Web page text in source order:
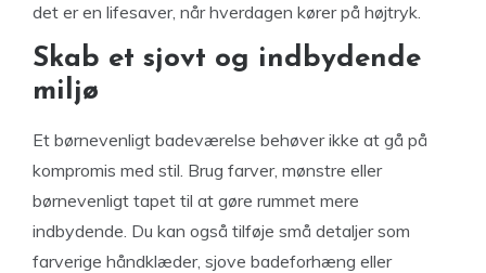
det er en lifesaver, når hverdagen kører på højtryk.
Skab et sjovt og indbydende
miljø
Et børnevenligt badeværelse behøver ikke at gå på
kompromis med stil. Brug farver, mønstre eller
børnevenligt tapet til at gøre rummet mere
indbydende. Du kan også tilføje små detaljer som
farverige håndklæder, sjove badeforhæng eller